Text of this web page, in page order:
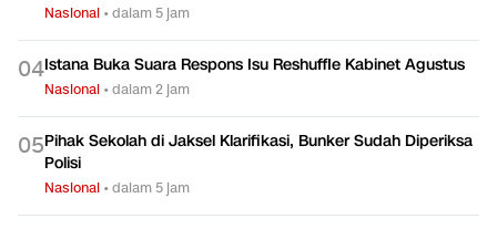
Nasional •dalam 5 jam
04Istana Buka Suara Respons Isu Reshuffle Kabinet Agustus
Nasional •dalam 2 jam
05Pihak Sekolah di Jaksel Klarifikasi, Bunker Sudah Diperiksa
Polisi
Nasional •dalam 5 jam